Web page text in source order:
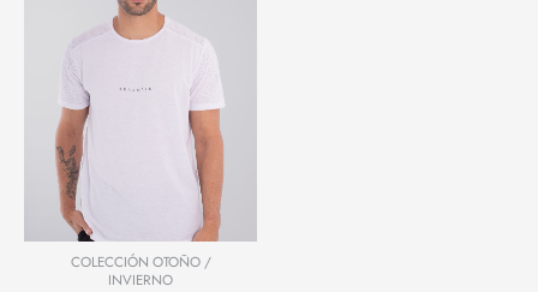
COLECCIÓN OTOÑO /
INVIERNO